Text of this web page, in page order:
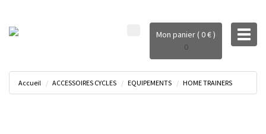
Mon panier ( 0 € )
0
Accueil ACCESSOIRES CYCLES EQUIPEMENTS HOME TRAINERS